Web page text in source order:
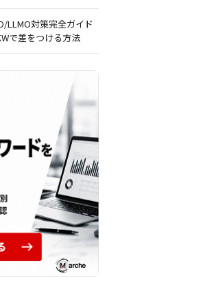
LLMO対策完全ガイド
で差をつける方法